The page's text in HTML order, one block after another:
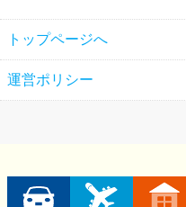
トップページへ
運営ポリシー